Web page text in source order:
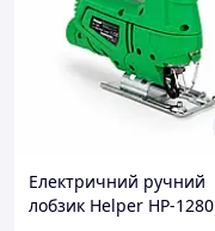
Електричний ручний
лобзик Helper HP-1280